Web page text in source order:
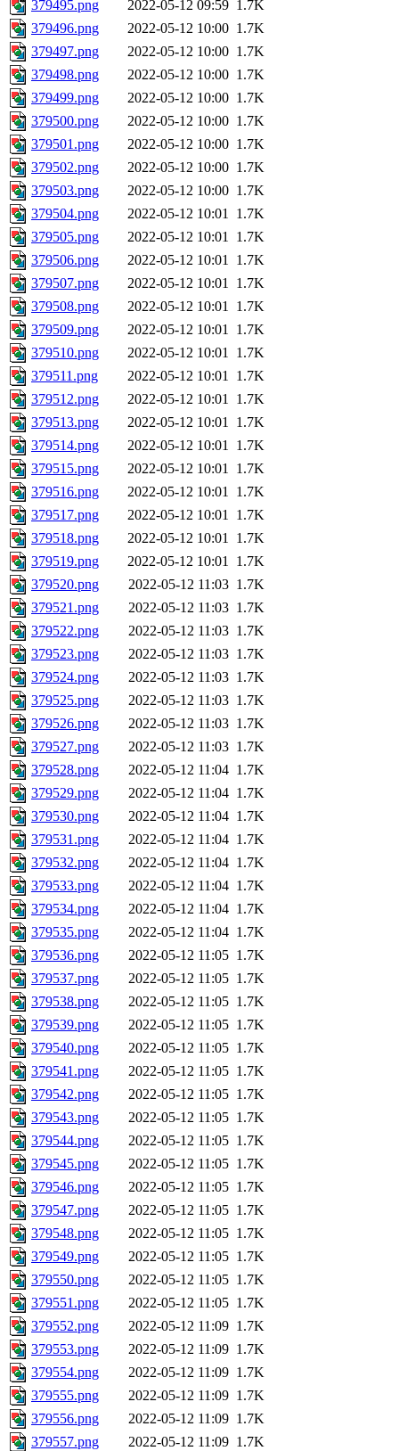
379495.png 2022-05-12 09:59 1.7K
379496.png
2022-05-12 10:00 1.7K
379497.png
2022-05-12 10:00 1.7K
379498.png
2022-05-12 10:00 1.7K
379499.png
2022-05-12 10:00 1.7K
379500.png
2022-05-12 10:00 1.7K
379501.png
2022-05-12 10:00 1.7K
379502.png
2022-05-12 10:00 1.7K
379503.png
2022-05-12 10:00 1.7K
379504.png
2022-05-12 10:01 1.7K
379505.png
2022-05-12 10:01 1.7K
379506.png
2022-05-12 10:01 1.7K
379507.png
2022-05-12 10:01 1.7K
379508.png
2022-05-12 10:01 1.7K
379509.png
2022-05-12 10:01 1.7K
379510.png
2022-05-12 10:01 1.7K
379511.png
2022-05-12 10:01 1.7K
379512.png
2022-05-12 10:01 1.7K
379513.png
2022-05-12 10:01 1.7K
379514.png
2022-05-12 10:01 1.7K
379515.png
2022-05-12 10:01 1.7K
379516.png
2022-05-12 10:01 1.7K
379517.png
2022-05-12 10:01 1.7K
379518.png
2022-05-12 10:01 1.7K
379519.png
2022-05-12 10:01 1.7K
379520.png
2022-05-12 11:03 1.7K
379521.png
2022-05-12 11:03 1.7K
379522.png
2022-05-12 11:03 1.7K
379523.png
2022-05-12 11:03 1.7K
379524.png
2022-05-12 11:03 1.7K
379525.png
2022-05-12 11:03 1.7K
379526.png
2022-05-12 11:03 1.7K
379527.png
2022-05-12 11:03 1.7K
379528.png
2022-05-12 11:04 1.7K
379529.png
2022-05-12 11:04 1.7K
379530.png
2022-05-12 11:04 1.7K
379531.png
2022-05-12 11:04 1.7K
379532.png
2022-05-12 11:04 1.7K
379533.png
2022-05-12 11:04 1.7K
379534.png
2022-05-12 11:04 1.7K
379535.png
2022-05-12 11:04 1.7K
379536.png
2022-05-12 11:05 1.7K
379537.png
2022-05-12 11:05 1.7K
379538.png
2022-05-12 11:05 1.7K
379539.png
2022-05-12 11:05 1.7K
379540.png
2022-05-12 11:05 1.7K
379541.png
2022-05-12 11:05 1.7K
379542.png
2022-05-12 11:05 1.7K
379543.png
2022-05-12 11:05 1.7K
379544.png
2022-05-12 11:05 1.7K
379545.png
2022-05-12 11:05 1.7K
379546.png
2022-05-12 11:05 1.7K
379547.png
2022-05-12 11:05 1.7K
379548.png
2022-05-12 11:05 1.7K
379549.png
2022-05-12 11:05 1.7K
379550.png
2022-05-12 11:05 1.7K
379551.png
2022-05-12 11:05 1.7K
379552.png
2022-05-12 11:09 1.7K
379553.png
2022-05-12 11:09 1.7K
379554.png
2022-05-12 11:09 1.7K
379555.png
2022-05-12 11:09 1.7K
379556.png
2022-05-12 11:09 1.7K
379557.png
2022-05-12 11:09 1.7K